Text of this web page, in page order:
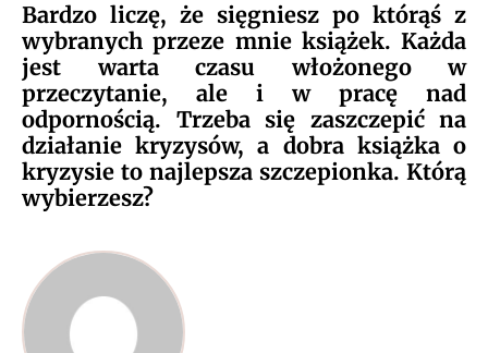
Bardzo liczę, że sięgniesz po którąś z
wybranych przeze mnie książek. Każda
jest warta czasu włożonego w
przeczytanie, ale i w pracę nad
odpornością. Trzeba się zaszczepić na
działanie kryzysów, a dobra książka o
kryzysie to najlepsza szczepionka. Którą
wybierzesz?